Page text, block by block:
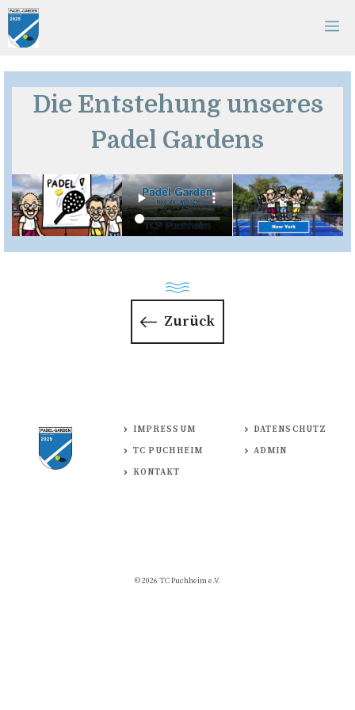
Zum
Inhalt
Die Entstehung unseres
Padel Gardens
Zurück
IMPRESSUM
TC PUCHHEIM
KONTAKT
DATENSCHUTZ
ADMIN
© 2026 TC Puchheim e.V.